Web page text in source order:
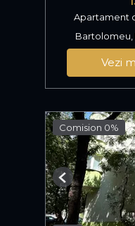
Apartament
Bartolomeu,
Vezi
Comision 0%
Previous